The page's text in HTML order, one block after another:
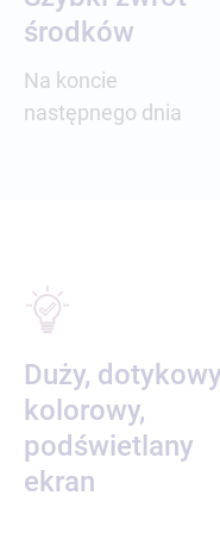
środków
Na koncie
następnego dnia
Duży,
kolorowy,
podświetlany
ekran